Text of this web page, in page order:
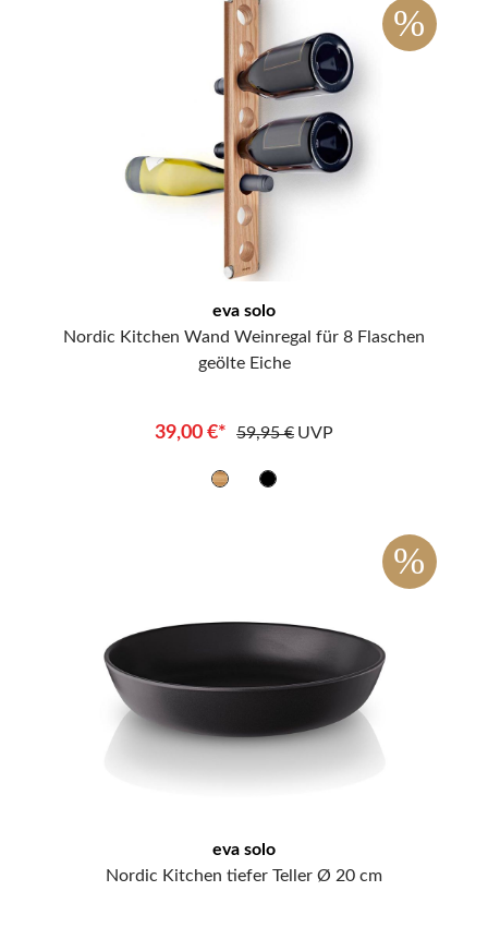
%
eva solo
Nordic Kitchen Wand Weinregal für 8 Flaschen
geölte Eiche
39,00 €* 59,95 € UVP
%
eva solo
Nordic Kitchen tiefer Teller Ø 20 cm